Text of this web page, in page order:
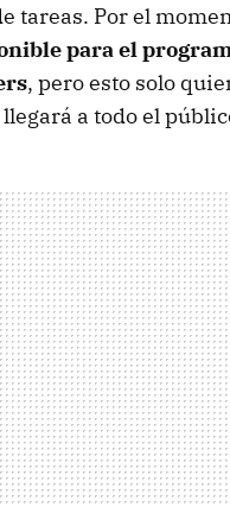
tareas. Por el
para el
, pero esto solo
a todo el